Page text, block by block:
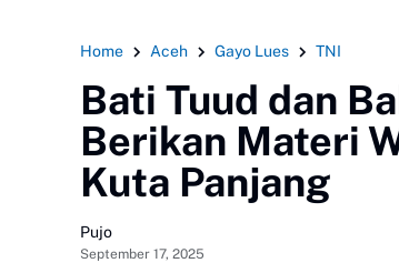
Home Aceh Gayo Lues TNI
Bati Tuud dan
Berikan Materi
Kuta Panjang
Pujo
September 17, 2025